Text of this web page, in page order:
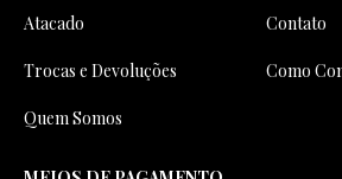
Atacado Contato
Trocas e Devoluções Como
Quem Somos